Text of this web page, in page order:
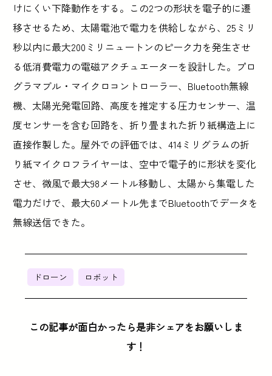
けにくい下降動作をする。この2つの形状を電子的に遷
移させるため、太陽電池で電力を供給しながら、25ミリ
秒以内に最大200ミリニュートンのピーク力を発生させ
る低消費電力の電磁アクチュエーターを設計した。プロ
グラマブル・マイクロコントローラー、Bluetooth無線
機、太陽光発電回路、高度を推定する圧力センサー、温
度センサーを含む回路を、折り畳まれた折り紙構造上に
直接作製した。屋外での評価では、414ミリグラムの折
り紙マイクロフライヤーは、空中で電子的に形状を変化
させ、微風で最大98メートル移動し、太陽から集電した
電力だけで、最大60メートル先までBluetoothでデータを
無線送信できた。
ドローン ロボット
この記事が面白かったら是非シェアをお願いしま
す！